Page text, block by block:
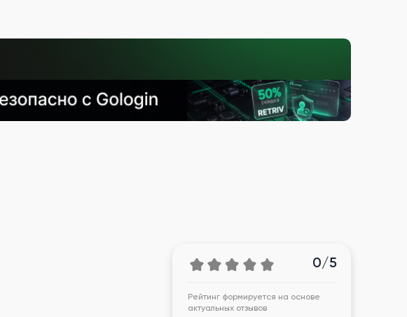
0/5
Рейтинг формируется на основе
актуальных отзывов